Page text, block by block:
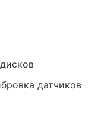
датчиков